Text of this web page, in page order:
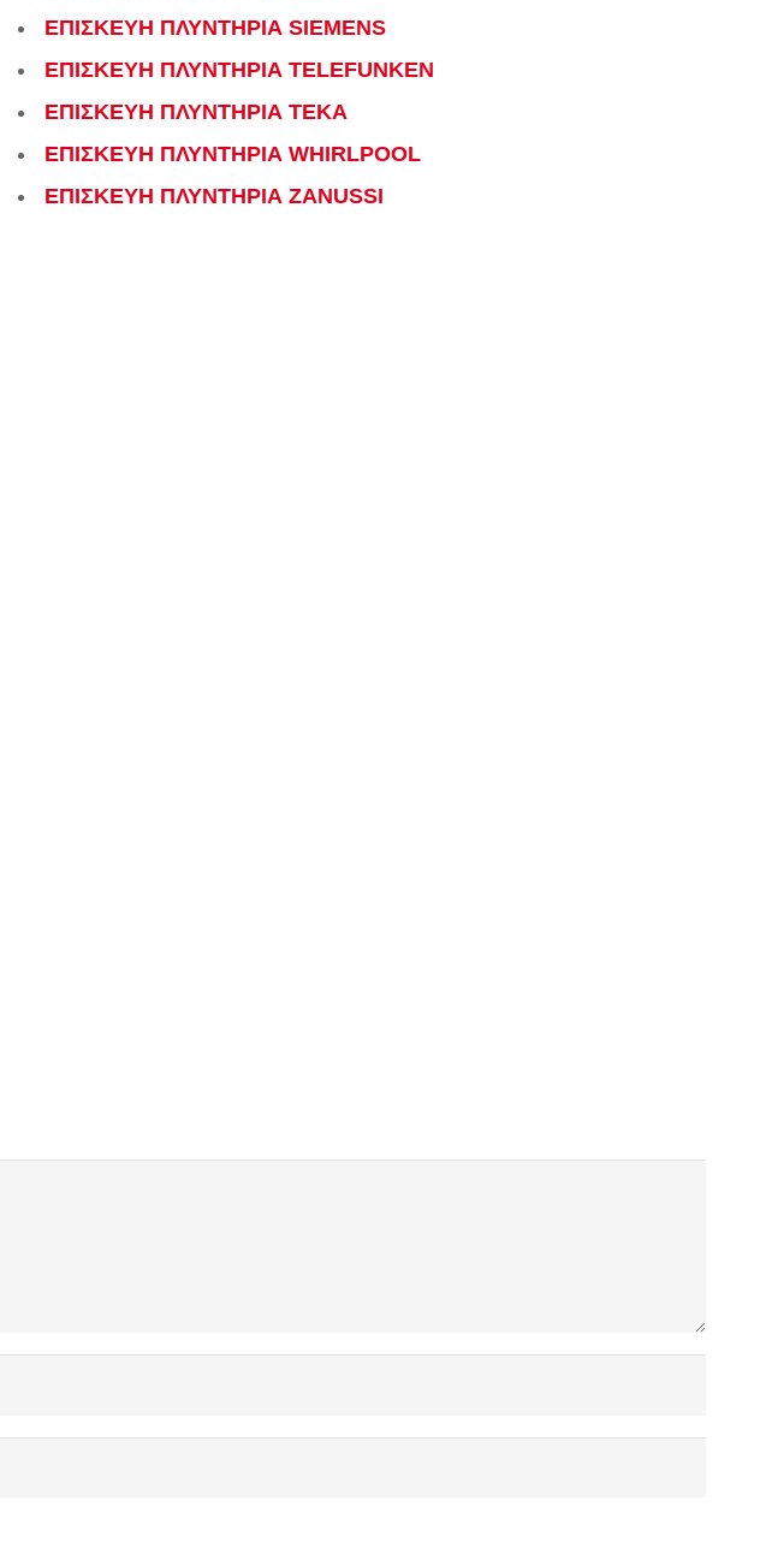
ΕΠΙΣΚΕΥΗ ΠΛΥΝΤΗΡΙΑ SIEMENS
ΕΠΙΣΚΕΥΗ ΠΛΥΝΤΗΡΙΑ TELEFUNKEN
ΕΠΙΣΚΕΥΗ ΠΛΥΝΤΗΡΙΑ TEKA
ΕΠΙΣΚΕΥΗ ΠΛΥΝΤΗΡΙΑ WHIRLPOOL
ΕΠΙΣΚΕΥΗ ΠΛΥΝΤΗΡΙΑ ZANUSSI